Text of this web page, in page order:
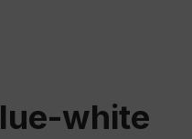
white